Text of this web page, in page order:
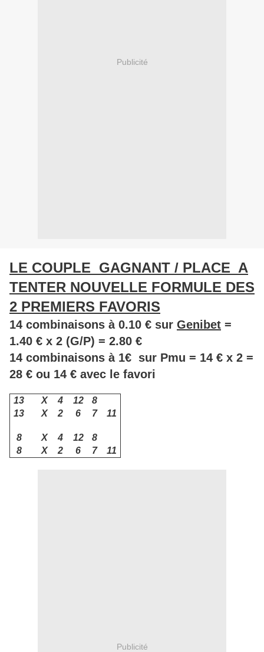
Publicité
LE COUPLE GAGNANT / PLACE A
TENTER NOUVELLE FORMULE DES
2 PREMIERS FAVORIS
14 combinaisons à 0.10 € sur Genibet =
1.40 € x 2 (G/P) = 2.80 €
14 combinaisons à 1€ sur Pmu = 14 € x 2 =
28 € ou 14 € avec le favori
13 X 4 12
8
13
X 2 6 7 11
8 X 4 12
8
8
X 2 6 7 11
Publicité